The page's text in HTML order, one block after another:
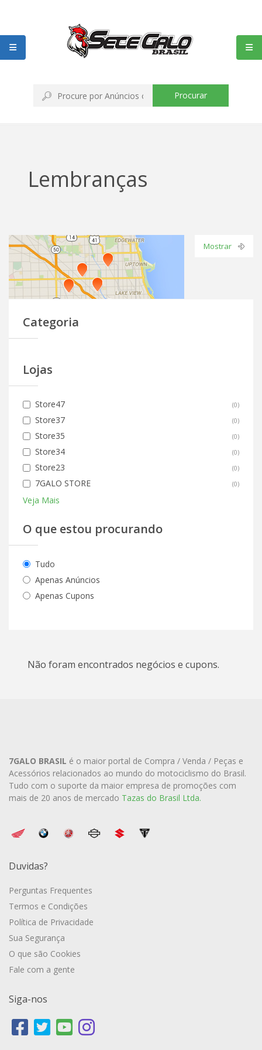
Procurar
Lembranças
Mostrar
Categoria
Lojas
Store47 (0)
Store37 (0)
Store35 (0)
Store34 (0)
Store23 (0)
7GALO STORE (0)
Veja Mais
O que estou procurando
Tudo
Apenas Anúncios
Apenas Cupons
Não foram encontrados negócios e cupons.
7GALO BRASIL é o maior portal de Compra / Venda / Peças e
Acessórios relacionados ao mundo do motociclismo do Brasil.
Tudo com o suporte da maior empresa de promoções com
mais de 20 anos de mercado Tazas do Brasil Ltda.
Duvidas?
Perguntas Frequentes
Termos e Condições
Política de Privacidade
Sua Segurança
O que são Cookies
Fale com a gente
Siga-nos